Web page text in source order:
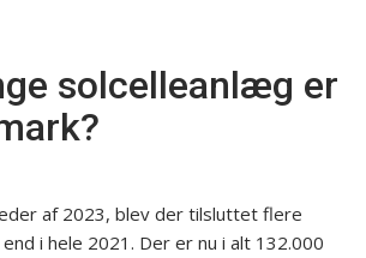
solcelleanlæg er
af 2023, blev der tilsluttet flere
i hele 2021. Der er nu i alt 132.000